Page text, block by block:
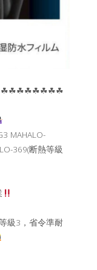
MAHALO-
369(断熱等級
級3，省令準耐